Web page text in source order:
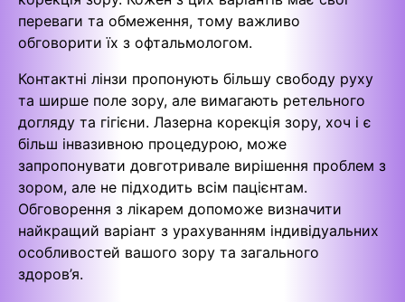
переваги та обмеження, тому важливо
обговорити їх з офтальмологом.
Контактні лінзи пропонують більшу свободу руху
та ширше поле зору, але вимагають ретельного
догляду та гігієни. Лазерна корекція зору, хоч і є
більш інвазивною процедурою, може
запропонувати довготривале вирішення проблем з
зором, але не підходить всім пацієнтам.
Обговорення з лікарем допоможе визначити
найкращий варіант з урахуванням індивідуальних
особливостей вашого зору та загального
здоров’я.